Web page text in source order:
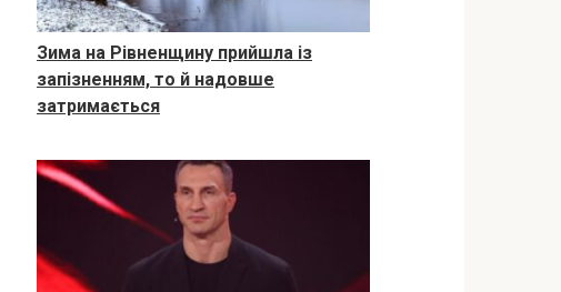
Зима на Рівненщину прийшла із
запізненням, то й надовше
затримається